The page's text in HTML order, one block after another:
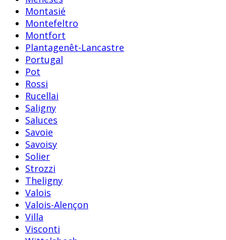
Montasié
Montefeltro
Montfort
Plantagenêt-Lancastre
Portugal
Pot
Rossi
Rucellai
Saligny
Saluces
Savoie
Savoisy
Solier
Strozzi
Theligny
Valois
Valois-Alençon
Villa
Visconti